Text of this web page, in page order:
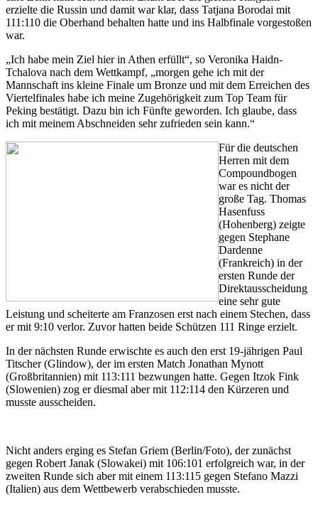
erzielte die Russin und damit war klar, dass Tatjana Borodai mit
111:110 die Oberhand behalten hatte und ins Halbfinale vorgestoßen
war.
„Ich habe mein Ziel hier in Athen erfüllt“, so Veronika Haidn-
Tchalova nach dem Wettkampf, „morgen gehe ich mit der
Mannschaft ins kleine Finale um Bronze und mit dem Erreichen des
Viertelfinales habe ich meine Zugehörigkeit zum Top Team für
Peking bestätigt. Dazu bin ich Fünfte geworden. Ich glaube, dass
ich mit meinem Abschneiden sehr zufrieden sein kann.“
Für die deutschen
Herren mit dem
Compoundbogen
war es nicht der
große Tag. Thomas
Hasenfuss
(Hohenberg) zeigte
gegen Stephane
Dardenne
(Frankreich) in der
ersten Runde der
Direktausscheidung
eine sehr gute
Leistung und scheiterte am Franzosen erst nach einem Stechen, dass
er mit 9:10 verlor. Zuvor hatten beide Schützen 111 Ringe erzielt.
In der nächsten Runde erwischte es auch den erst 19-jährigen Paul
Titscher (Glindow), der im ersten Match Jonathan Mynott
(Großbritannien) mit 113:111 bezwungen hatte. Gegen Itzok Fink
(Slowenien) zog er diesmal aber mit 112:114 den Kürzeren und
musste ausscheiden.
Nicht anders erging es Stefan Griem (Berlin/Foto), der zunächst
gegen Robert Janak (Slowakei) mit 106:101 erfolgreich war, in der
zweiten Runde sich aber mit einem 113:115 gegen Stefano Mazzi
(Italien) aus dem Wettbewerb verabschieden musste.